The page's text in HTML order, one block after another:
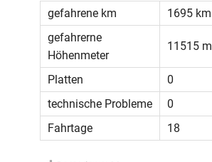
gefahrene km
1695 km
gefahrerne
Höhenmeter
11515 m
Platten
0
technische Probleme
0
Fahrtage
18